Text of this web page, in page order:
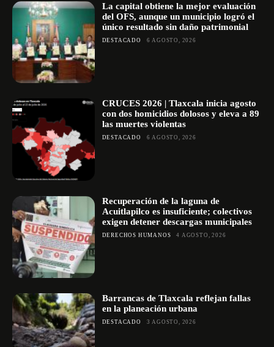
La capital obtiene la mejor evaluación
del OFS, aunque un municipio logró el
único resultado sin daño patrimonial
DESTACADO 6 AGOSTO, 2026
CRUCES 2026 | Tlaxcala inicia agosto
con dos homicidios dolosos y eleva a 89
las muertes violentas
DESTACADO 6 AGOSTO, 2026
Recuperación de la laguna de
Acuitlapilco es insuficiente; colectivos
exigen detener descargas municipales
DERECHOS HUMANOS 4 AGOSTO, 2026
Barrancas de Tlaxcala reflejan fallas
en la planeación urbana
DESTACADO 3 AGOSTO, 2026